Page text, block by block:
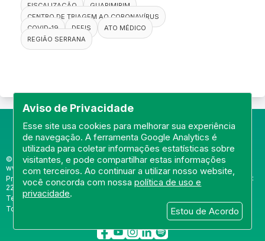
Aviso de Privacidade
Esse site usa cookies para melhorar sua experiência
de navegação. A ferramenta Google Analytics é
utilizada para coletar informações estatísticas sobre
visitantes, e pode compartilhar estas informações
com terceiros. Ao continuar a utilizar nosso website,
você concorda com nossapolítica de uso e
privacidade.
Estou de Acordo
FISCALIZAÇÃO
GUAPIMIRIM
CENTRO DE TRIAGEM AO CORONAVÍRUS
COVID-19
DEFIS
ATO MÉDICO
REGIÃO SERRANA
© Portal do Conselho Regional de Medicina do Rio de Janeiro -
www.cremerj.org.br
Praia de Botafogo (228), loja 119b - Botafogo - Rio de Janeiro/RJ - CEP:
22250-145
Tel: (21) 3184-7050 /
Todos os direitos reservados 2013-2026